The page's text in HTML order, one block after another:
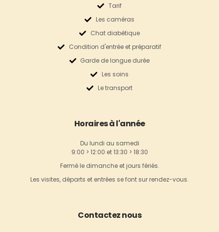
Tarif
Les caméras
Chat diabétique
Condition d'entrée et préparatif
Garde de longue durée
Les soins
Le transport
Horaires à l'année
Du lundi au samedi
9:00 > 12:00 et 13:30 > 18:30
Fermé le dimanche et jours fériés.
Les visites, départs et entrées se font sur rendez-vous.
Contactez nous